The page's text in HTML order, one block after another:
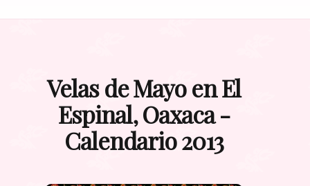
Velas de Mayo en El
Espinal, Oaxaca -
Calendario 2013